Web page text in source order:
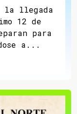
la llegada
12 de
para
a...